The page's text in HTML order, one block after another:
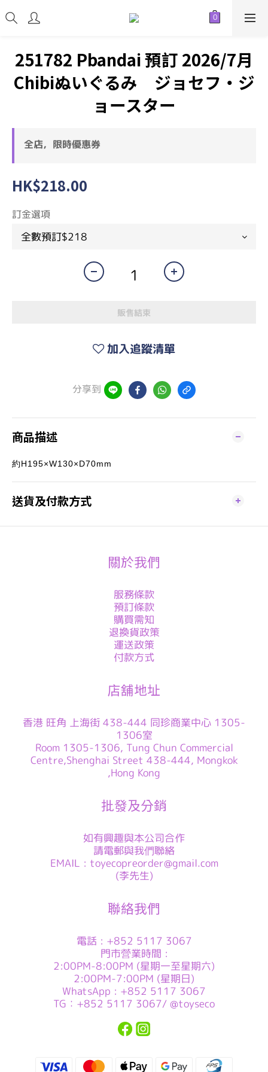
251782 Pbandai 預訂 2026/7月
Chibiぬいぐるみ ジョセフ・ジ
ョースター
全店，限時優惠券
HK$218.00
訂金選項
販售結束
加入追蹤清單
分享到
商品描述
約H195×W130×D70mm
送貨及付款方式
關於我們
服務條款
預訂條款
購買需知
退換貨政策
運送政策
付款方式
店舖地址
香港 旺角 上海街 438-444 同珍商業中心 1305-
1306室
Room 1305-1306, Tung Chun Commercial
Centre,Shenghai Street 438-444, Mongkok
,Hong Kong
批發及分銷
如有興趣與本公司合作
請電郵與我們聯絡
EMAIL : toyecopreorder@gmail.com
(李先生)
聯絡我們
電話 : +852 5117 3067
門市營業時間 :
2:00PM-8:00PM (星期一至星期六)
2:00PM-7:00PM (星期日)
WhatsApp : +852 5117 3067
TG：+852 5117 3067/ @toyseco